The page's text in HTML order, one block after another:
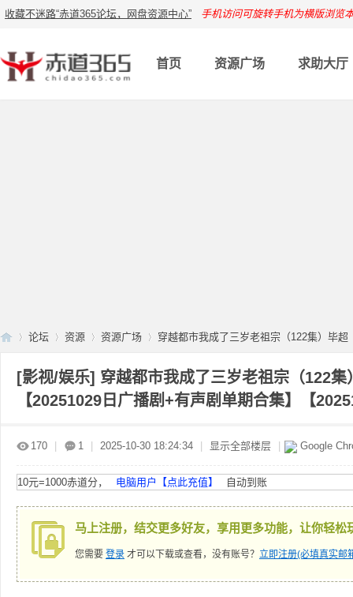
收藏不迷路“赤道365论坛，网盘资源中心” 手机访问可旋转手机为横版浏览
首页 资源广场 求助大厅
论坛
›
资源
›
资源广场
›
穿越都市我成了三岁老祖宗（122集）毕超
[影视/娱乐] 穿越都市我成了三岁老祖宗（122
【20251029日广播剧+有声剧单期合集】【
170 1 2025-10-30 18:24:34 显示全部楼层 Google
10元=1000赤道分， 电脑用户【点此充值】 自动到账
马上注册，结交更多好友，享用更多功能，让你轻松
您需要 登录 才可以下载或查看，没有账号？ 立即注册(必填真实邮